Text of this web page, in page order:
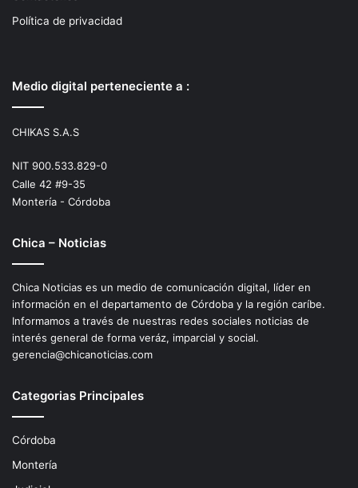
Política de privacidad
Medio digital perteneciente a :
CHIKAS S.A.S
NIT 900.533.829-0
Calle 42 #9-35
Montería - Córdoba
Chica – Noticias
Chica Noticias es un medio de comunicación digital, líder en
información en el departamento de Córdoba y la región caríbe.
Informamos a través de nuestras redes sociales noticias de
interés general de forma veráz, imparcial y social.
gerencia@chicanoticias.com
Categorias Principales
Córdoba
Montería